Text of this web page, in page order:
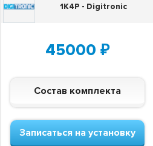
1K4P - Digitronic
45000 ₽
Состав комплекта
Записаться на установку